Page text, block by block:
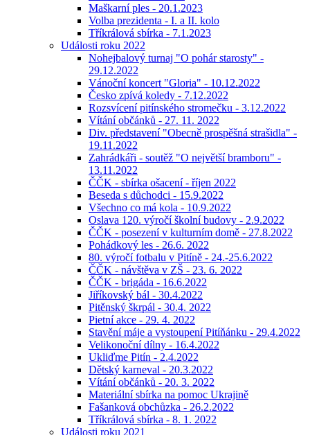
Maškarní ples - 20.1.2023
Volba prezidenta - I. a II. kolo
Tříkrálová sbírka - 7.1.2023
Události roku 2022
Nohejbalový turnaj "O pohár starosty" -
29.12.2022
Vánoční koncert "Gloria" - 10.12.2022
Česko zpívá koledy - 7.12.2022
Rozsvícení pitínského stromečku - 3.12.2022
Vítání občánků - 27. 11. 2022
Div. představení "Obecně prospěšná strašidla" -
19.11.2022
Zahrádkáři - soutěž "O největší bramboru" -
13.11.2022
ČČK - sbírka ošacení - říjen 2022
Beseda s důchodci - 15.9.2022
Všechno co má kola - 10.9.2022
Oslava 120. výročí školní budovy - 2.9.2022
ČČK - posezení v kulturním domě - 27.8.2022
Pohádkový les - 26.6. 2022
80. výročí fotbalu v Pitíně - 24.-25.6.2022
ČČK - návštěva v ZŠ - 23. 6. 2022
ČČK - brigáda - 16.6.2022
Jiříkovský bál - 30.4.2022
Pitěnský škrpál - 30.4. 2022
Pietní akce - 29. 4. 2022
Stavění máje a vystoupení Pitíňánku - 29.4.2022
Velikonoční dílny - 16.4.2022
Ukliďme Pitín - 2.4.2022
Dětský karneval - 20.3.2022
Vítání občánků - 20. 3. 2022
Materiální sbírka na pomoc Ukrajině
Fašanková obchůzka - 26.2.2022
Tříkrálová sbírka - 8. 1. 2022
Události roku 2021